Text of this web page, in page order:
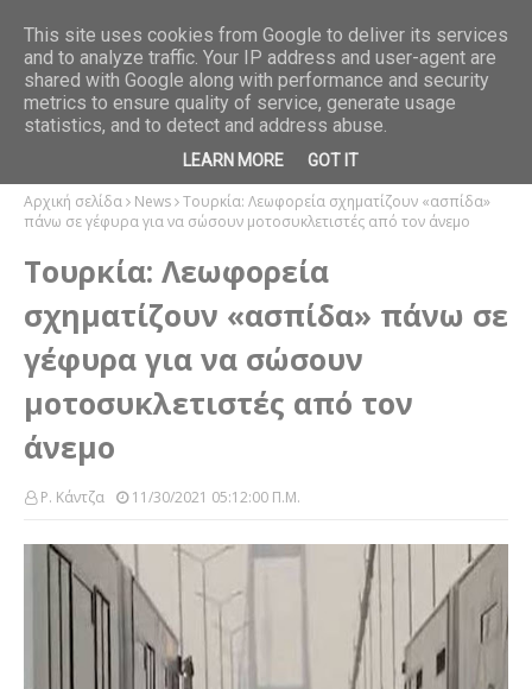
και το Βερονίκ Οβαλντέ. Θυμωμένο κοριτσάκι σε πέτρινο παγκάκι
BOOKS
Αρχική σελίδα News Τουρκία: Λεωφορεία σχηματίζουν «ασπίδα»
πάνω σε γέφυρα για να σώσουν μοτοσυκλετιστές από τον άνεμο
Τουρκία: Λεωφορεία
σχηματίζουν «ασπίδα» πάνω σε
γέφυρα για να σώσουν
μοτοσυκλετιστές από τον
άνεμο
Ρ. Κάντζα 11/30/2021 05:12:00 Π.μ.
This site uses cookies from Google to deliver its services
and to analyze traffic. Your IP address and user-agent are
shared with Google along with performance and security
metrics to ensure quality of service, generate usage
statistics, and to detect and address abuse.
LEARN MORE GOT IT